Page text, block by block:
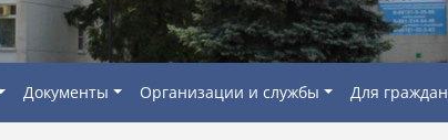
Документы Организации и службы Для граждан